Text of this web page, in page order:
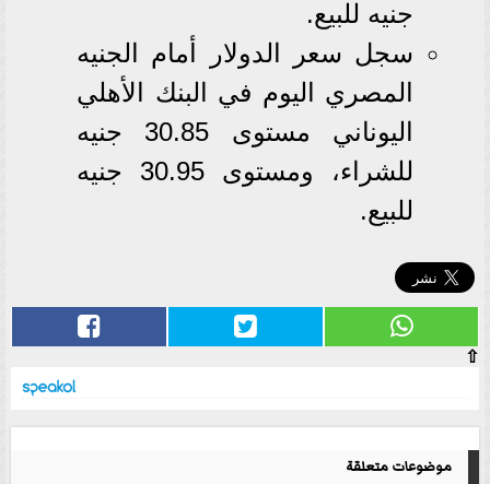
جنيه للبيع.
سجل سعر الدولار أمام الجنيه
المصري اليوم في البنك الأهلي
اليوناني مستوى 30.85 جنيه
للشراء، ومستوى 30.95 جنيه
للبيع.
⇧
موضوعات متعلقة